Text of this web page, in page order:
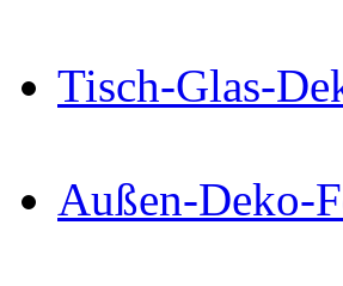
Tisch-Glas-
Außen-Deko-